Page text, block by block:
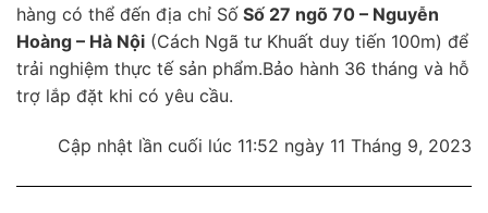
hàng có thể đến địa chỉ Số Số 27 ngõ 70 – Nguyễn
Hoàng – Hà Nội (Cách Ngã tư Khuất duy tiến 100m) để
trải nghiệm thực tế sản phẩm.Bảo hành 36 tháng và hỗ
trợ lắp đặt khi có yêu cầu.
Cập nhật lần cuối lúc 11:52 ngày 11 Tháng 9, 2023